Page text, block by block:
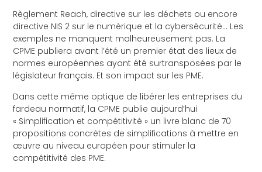
Règlement Reach, directive sur les déchets ou encore
directive NIS 2 sur le numérique et la cybersécurité… Les
exemples ne manquent malheureusement pas. La
CPME publiera avant l’été un premier état des lieux de
normes européennes ayant été surtransposées par le
législateur français. Et son impact sur les PME.
Dans cette même optique de libérer les entreprises du
fardeau normatif, la CPME publie aujourd’hui
« Simplification et compétitivité » un livre blanc de 70
propositions concrètes de simplifications à mettre en
œuvre au niveau européen pour stimuler la
compétitivité des PME.